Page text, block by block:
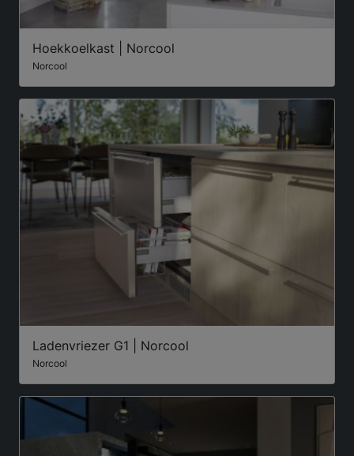
Hoekkoelkast | Norcool
Norcool
Ladenvriezer G1 | Norcool
Norcool